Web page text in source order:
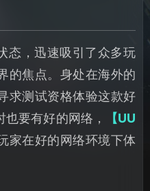
态，迅速吸引了众多玩
的焦点。身处在海外的
求测试资格体验这款好
要有好的网络，
【UU
家在好的网络环境下体